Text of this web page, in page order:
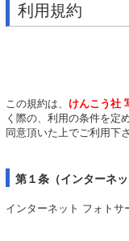
利用規約
この規約は、 けんこう社
く際の、利用の条件を定
同意頂いた上でご利用下
第１条（インターネ
インターネット フォト